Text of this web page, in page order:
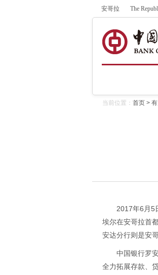
安哥拉 The
当前位置： 首页 >
2017年6月5
埃尔在安哥拉首
安达分行则是安
中国银行罗
全力拓展存款、